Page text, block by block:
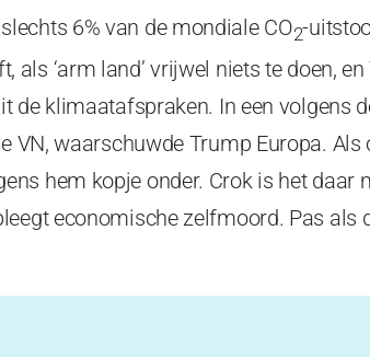
6% van de mondiale CO2-
als ‘arm land’ vrijwel niets te doen,
de klimaatafspraken. In een volgens
VN, waarschuwde Trump Europa. Als
hem kopje onder. Crok is het daar
economische zelfmoord. Pas als